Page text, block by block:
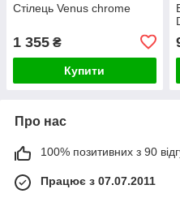
Стілець Venus chrome
1 355 ₴
Купити
Про нас
100% позитивних з 90
Працює з 07.07.2011